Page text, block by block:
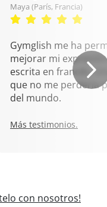
Maya (París, Francia)
Gymglish me ha
mejorar mi expresión
escrita en francés.
que no me perdería
del mundo.
Más testimonios.
con nosotros!